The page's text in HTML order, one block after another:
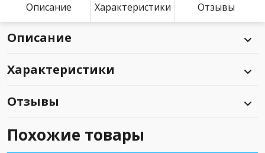
Описание
Характеристики Отзывы
Описание
Характеристики
Отзывы
Похожие товары